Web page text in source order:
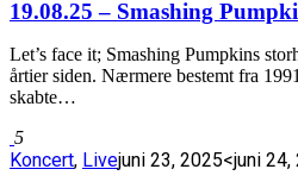
19.08.25 – Smashing
Let’s face it; Smashing Pumpkins
årtier siden. Nærmere bestemt fra
skabte…
5
Koncert, Livejuni 23, 2025<juni 24,